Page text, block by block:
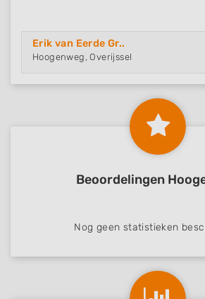
Erik van Eerde Gr..
Hoogenweg, Overijssel
Beoordelingen
Nog geen statistieken